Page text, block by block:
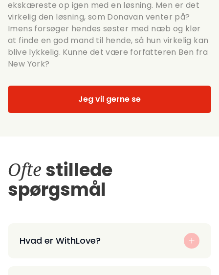
ekskæreste op igen med en løsning. Men er det
virkelig den løsning, som Donavan venter på?
Imens forsøger hendes søster med næb og klør
at finde en god mand til hende, så hun virkelig kan
blive lykkelig. Kunne det være forfatteren Ben fra
New York?
Jeg vil gerne se
Ofte stillede
spørgsmål
Hvad er WithLove?